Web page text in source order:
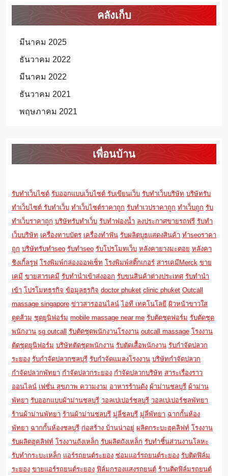
คลังเก็บ
มีนาคม 2025
ธันวาคม 2022
มีนาคม 2022
ธันวาคม 2021
พฤษภาคม 2021
เพื่อนบ้าน
รับทำเว็บไซต์ รับออกแบบเว็บไซต์ รับเขียนเว็บ รับทำเว็บบริษัท บริษัทรับ
ทำเว็บไซต์ รับทำเว็บ ทำเว็บไซต์ราคาถูก รับทำเวปราคาถูก ทำเว็บถูก รับ
ทำเว็บราคาถูก บริษัทรับทำเว็บ รับทำฟองน้ำ ลงประกาศขายรถฟรี รับทำ
เว็บบริษัท เครื่องทาบบัตร เครื่องทำฟัน รับผลิตบูธแสดงสินค้า ทำseoราคา
ถูก บริษัทรับทำseo รับทำseo รับโปรโมทเว็บ หลังคายางมะตอย หลังคา
ชิงเกิ้ลรูฟ โรงพิมพ์กล่องออฟเซ็ท โรงพิมพ์สติ๊กเกอร์ สารเคมีMerck ขาย
เคมี ขายสารเคมี รับทำนำเข้าส่งออก รับขนสินค้าต่างประเทศ รับทำนำ
เข้า โปรโมทธุรกิจ ข้อมูลธุรกิจ doctor phuket clinic phuket Outcall
massage singapore ข่าวสารออนไลน์ ไอที เทคโนโลยี ผิวหน้าขาวใส
ดูดส้วม ชุดยูนิฟอร์ม mobile massage near me รับตัดชุดฟอร์ม รับตัดชุด
พนักงาน sg outcall รับตัดชุดพนักงานโรงงาน outcall massage โรงงาน
ตัดชุดยูนิฟอร์ม บริษัทตัดชุดพนักงาน รับตัดเสื้อพนักงาน รับกำจัดปลวก
ระยอง รับกำจัดปลวกชลบุรี รับกำจัดแมลงโรงงาน บริษัทกำจัดปลวก
กำจัดปลวกพัทยา กำจัดปลวกระยอง กำจัดปลวกบริษัท สาระเรื่องราว
ออนไลน์ เฟชั่น สุขภาพ ความงาม อาหารร้านดัง ผ้าม่านชลบุรี ผ้าม่าน
พัทยา รับออกแบบผ้าม่านชลบุรี วอลเปเปอร์ชลบุรี วอลเปเปอร์ชลพัทยา
ร้านผ้าม่านพัทยา ร้านผ้าม่านชลบุรี มู่ลี่ชลบุรี มู่ลี่พัทยา ฉากกั้นห้อง
พัทยา ฉากกั้นห้องชลบุรี ก่อสร้าง บ้านน่าอยู่ ผลิตกระบะฮุคลิฟท์ โรงงาน
รับผลิตฮุคลิฟท์ โรงงานถังเหล็ก รับผลิตถังเหล็ก รับทำชิ้นส่วนงานโลหะ
รับทำกระบะเหล็ก แอร์รถยนต์ระยอง ซ่อมแอร์รถยนต์ระยอง รับติดฟิล์ม
ระยอง ขายแอร์รถยนต์ระยอง ฟิล์มกรองแสงรถยนต์ ร้านติดฟิล์มรถยนต์